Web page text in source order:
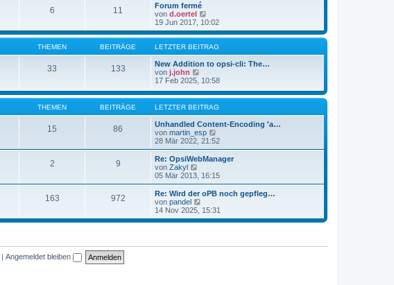
B
e
t
r
a
g
r
e
i
g
6 11
Forum fermé
von d.oertel
e
u
e
s
t
e
B
i
t
a
g
19 Jun 2017, 10:02
THEMEN BEITRÄGE LETZTER BEITRAG
33 133
New Addition to opsi-cli: The…
von j.john
e
e
s
e
r
B
e
t
r
a
g
17 Feb 2025, 10:58
THEMEN BEITRÄGE LETZTER BEITRAG
15 86
Unhandled Content-Encoding 'a…
von martin_esp
e
u
e
t
B
e
i
t
g
28 Mär 2022, 21:52
2 9
Re: OpsiWebManager
von Zakyl
e
u
e
s
t
e
r
i
05 Mär 2013, 16:15
163 972
Re: Wird der oPB noch gepfleg…
von pandel
e
u
14 Nov 2025, 15:31
| Angemeldet bleiben